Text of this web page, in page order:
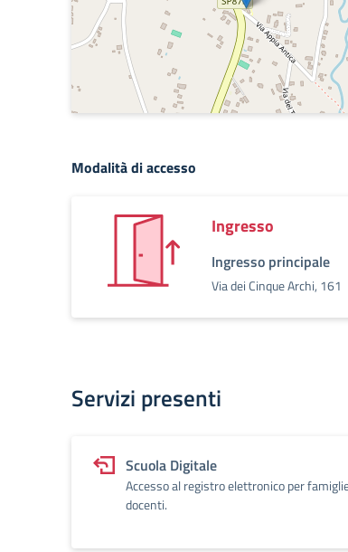
Modalità di accesso
Ingresso
Ingresso principale
Via dei Cinque Archi, 161
Servizi presenti
Scuola Digitale
Accesso al registro elettronico per
docenti.